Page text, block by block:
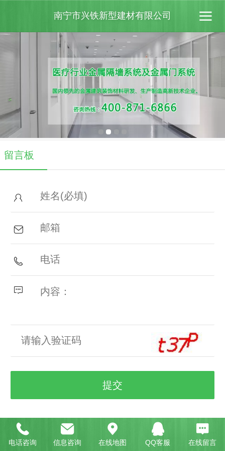
南宁市兴铁新型建材有限公司
留言板
Top
电话咨询 信息咨询 在线地图 QQ客服 在线留言